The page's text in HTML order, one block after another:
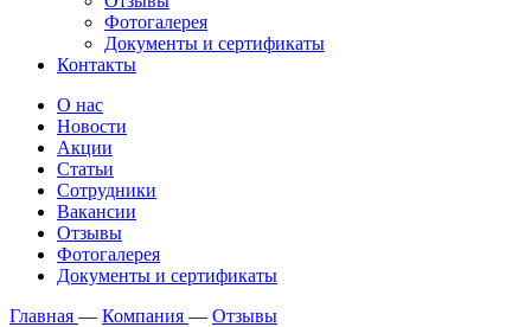
Фотогалерея
Документы и сертификаты
Контакты
О нас
Новости
Акции
Статьи
Сотрудники
Вакансии
Отзывы
Фотогалерея
Документы и сертификаты
Главная — Компания — Отзывы